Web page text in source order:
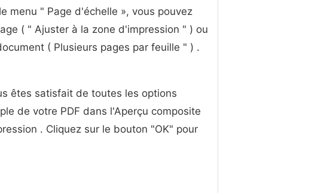
menu " Page d'échelle », vous pouvez
( " Ajuster à la zone d'impression " ) ou
( Plusieurs pages par feuille " ) .
êtes satisfait de toutes les options
de votre PDF dans l'Aperçu composite
. Cliquez sur le bouton "OK" pour